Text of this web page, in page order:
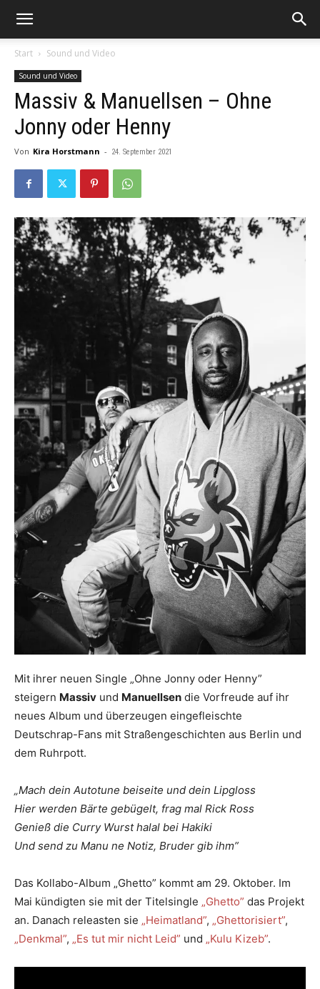
Start Sound und Video
Sound und Video
Massiv & Manuellsen – Ohne
Jonny oder Henny
Von Kira Horstmann - 24. September 2021
Mit ihrer neuen Single „Ohne Jonny oder Henny”
steigern Massiv und Manuellsen die Vorfreude auf ihr
neues Album und überzeugen eingefleischte
Deutschrap-Fans mit Straßengeschichten aus Berlin und
dem Ruhrpott.
„Mach dein Autotune beiseite und dein Lipgloss
Hier werden Bärte gebügelt, frag mal Rick Ross
Genieß die Curry Wurst halal bei Hakiki
Und send zu Manu ne Notiz, Bruder gib ihm”
Das Kollabo-Album „Ghetto” kommt am 29. Oktober. Im
Mai kündigten sie mit der Titelsingle „Ghetto” das Projekt
an. Danach releasten sie „Heimatland”, „Ghettorisiert”,
„Denkmal”, „Es tut mir nicht Leid” und „Kulu Kizeb”.